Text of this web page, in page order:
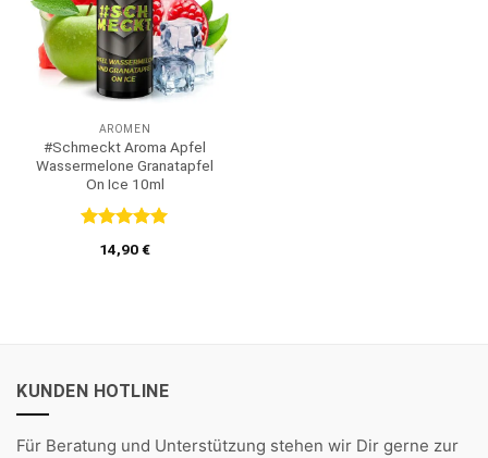
AROMEN
#Schmeckt Aroma Apfel
Wassermelone Granatapfel
On Ice 10ml
Bewertet
mit5von
14,90€
KUNDEN HOTLINE
Für Beratung und Unterstützung stehen wir Dir gerne zur